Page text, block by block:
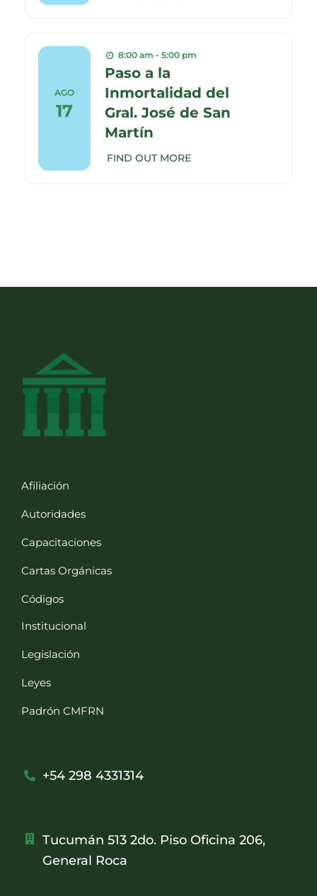
AGO
17
8:00 am - 5:00 pm
Paso a la
Inmortalidad del
Gral. José de San
Martín
FIND OUT MORE
Afiliación
Autoridades
Capacitaciones
Cartas Orgánicas
Códigos
Institucional
Legislación
Leyes
Padrón CMFRN
+54 298 4331314
Tucumán 513 2do. Piso Oficina 206,
General Roca